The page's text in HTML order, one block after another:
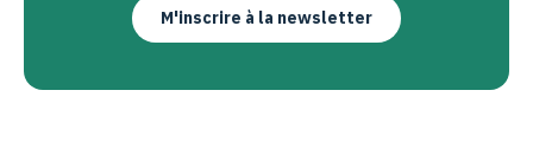
M'inscrire à la newsletter